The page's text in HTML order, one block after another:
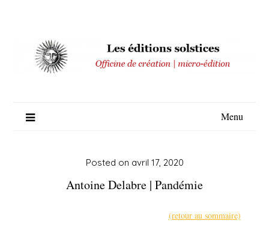
Menu
Antoine Delabre | Pandémie
Posted on avril 17, 2020
(retour au sommaire)